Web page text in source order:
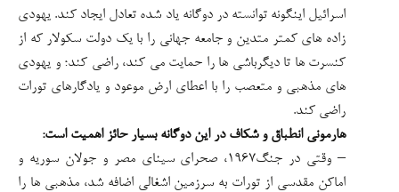
اسرائیل اینگونه توانسته در دوگانه یاد شده تعادل ایجاد کند. یهودی
زاده های کمتر متدین و جامعه جهانی را با یک دولت سکولار که از
کنسرت ها تا دیگرباشی ها را حمایت می کند، راضی کند؛ و یهودی
های مذهبی و متعصب را با اعطای ارض موعود و یادگارهای تورات
راضی کند.
هارمونی انطباق و شکاف در این دوگانه بسیار حائز اهمیت است:
– وقتی در جنگ۱۹۶۷، صحرای سینای مصر و جولان سوریه و
اماکن مقدسی از تورات به سرزمین اشغالی اضافه شد، مذهبی ها را